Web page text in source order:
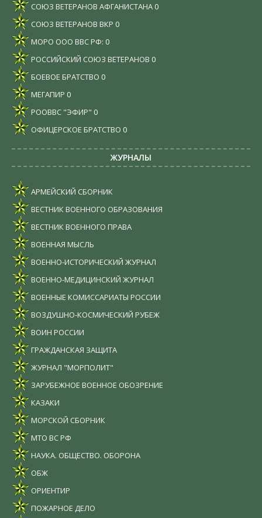
СОЮЗ ВЕТЕРАНОВ АФГАНИСТАНА 0
СОЮЗ ВЕТЕРАНОВ ВКР 0
МОРО ООО ВВС РФ: 0
РОССИЙСКИЙ СОЮЗ ВЕТЕРАНОВ 0
БОЕВОЕ БРАТСТВО 0
МЕГАПИР 0
РООВВС "ЭФИР" 0
ОФИЦЕРСКОЕ БРАТСТВО 0
ЖУРНАЛЫ
АРМЕЙСКИЙ СБОРНИК
ВЕСТНИК ВОЕННОГО ОБРАЗОВАНИЯ
ВЕСТНИК ВОЕННОГО ПРАВА
ВОЕННАЯ МЫСЛЬ
ВОЕННО-ИСТОРИЧЕСКИЙ ЖУРНАЛ
ВОЕННО-МЕДИЦИНСКИЙ ЖУРНАЛ
ВОЕННЫЕ КОМИССАРИАТЫ РОССИИ
ВОЗДУШНО-КОСМИЧЕСКИЙ РУБЕЖ
ВОИН РОССИИ
ГРАЖДАНСКАЯ ЗАЩИТА
ЖУРНАЛ "МОРПОЛИТ"
ЗАРУБЕЖНОЕ ВОЕННОЕ ОБОЗРЕНИЕ
КАЗАКИ
МОРСКОЙ СБОРНИК
МТО ВС РФ
НАУКА. ОБЩЕСТВО. ОБОРОНА
ОБЖ
ОРИЕНТИР
ПОЖАРНОЕ ДЕЛО